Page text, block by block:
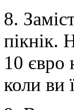
8.
пікнік.
10 євро
коли ви